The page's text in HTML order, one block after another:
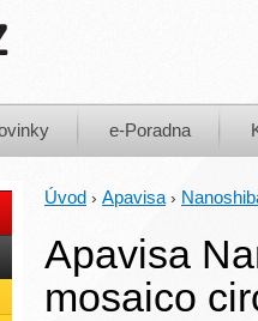
e-Poradna
Úvod › Apavisa ›
Apavisa
mosaico